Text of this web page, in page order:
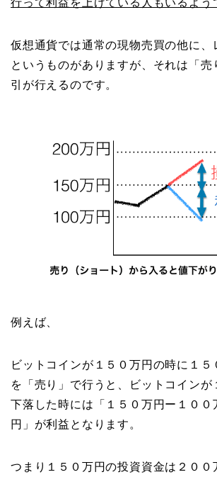
行って利益を上げている人もいるよう
仮想通貨では通常の現物売買の他に、
というものがありますが、それは「売
引が行えるのです。
例えば、
ビットコインが１５０万円の時に１５
を「売り」で行うと、ビットコインが
下落した時には「１５０万円ー１００
円」が利益となります。
つまり１５０万円の投資資金は２００